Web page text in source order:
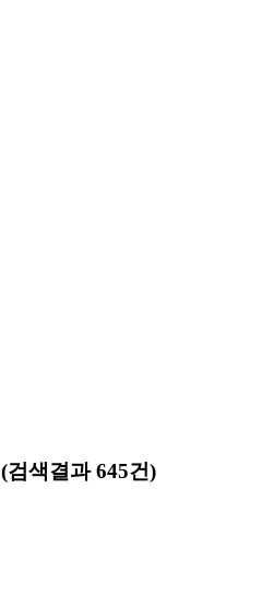
(검색결과 645건)